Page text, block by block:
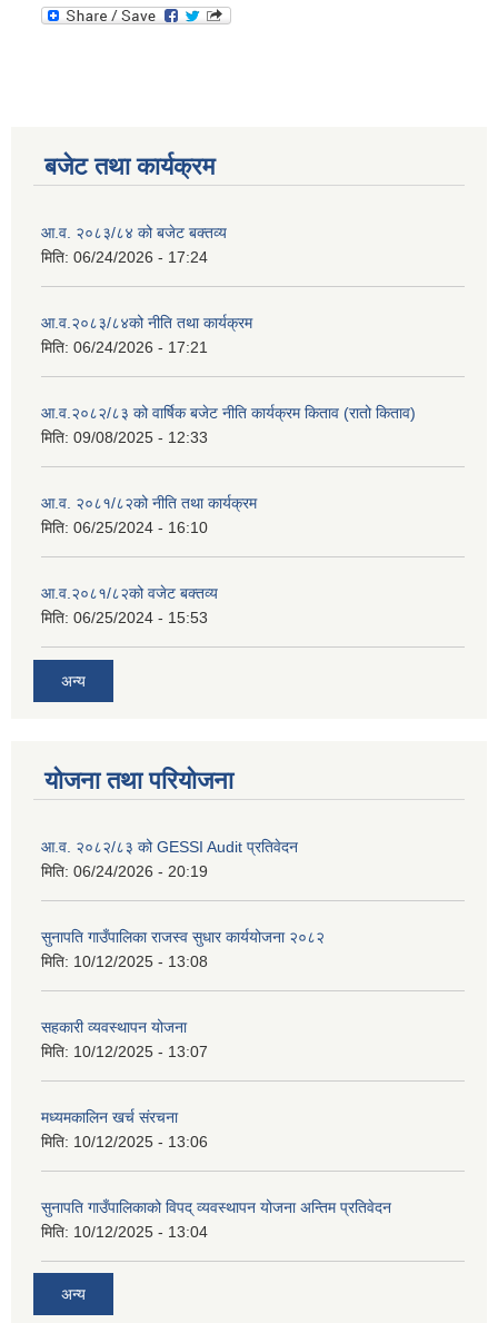
बजेट तथा कार्यक्रम
आ.व. २०८३/८४ को बजेट बक्तव्य
मिति: 06/24/2026 - 17:24
आ.व.२०८३/८४को नीति तथा कार्यक्रम
मिति: 06/24/2026 - 17:21
आ.व.२०८२/८३ को वार्षिक बजेट नीति कार्यक्रम किताव (रातो किताव)
मिति: 09/08/2025 - 12:33
आ.व. २०८१/८२को नीति तथा कार्यक्रम
मिति: 06/25/2024 - 16:10
आ.व.२०८१/८२को वजेट बक्तव्य
मिति: 06/25/2024 - 15:53
अन्य
योजना तथा परियोजना
आ.व. २०८२/८३ को GESSI Audit प्रतिवेदन
मिति: 06/24/2026 - 20:19
सुनापति गाउँपालिका राजस्व सुधार कार्ययोजना २०८२
मिति: 10/12/2025 - 13:08
सहकारी व्यवस्थापन योजना
मिति: 10/12/2025 - 13:07
मध्यमकालिन खर्च संरचना
मिति: 10/12/2025 - 13:06
सुनापति गाउँपालिकाको विपद् व्यवस्थापन योजना अन्तिम प्रतिवेदन
मिति: 10/12/2025 - 13:04
अन्य